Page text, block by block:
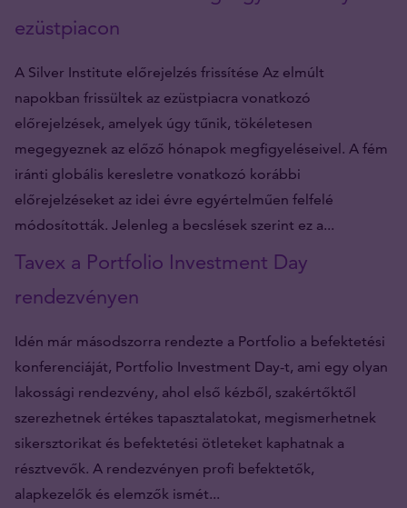
ezüstpiacon
A Silver Institute előrejelzés frissítése Az elmúlt
napokban frissültek az ezüstpiacra vonatkozó
előrejelzések, amelyek úgy tűnik, tökéletesen
megegyeznek az előző hónapok megfigyeléseivel. A fém
iránti globális keresletre vonatkozó korábbi
előrejelzéseket az idei évre egyértelműen felfelé
módosították. Jelenleg a becslések szerint ez a...
Tavex a Portfolio Investment Day
rendezvényen
Idén már másodszorra rendezte a Portfolio a befektetési
konferenciáját, Portfolio Investment Day-t, ami egy olyan
lakossági rendezvény, ahol első kézből, szakértőktől
szerezhetnek értékes tapasztalatokat, megismerhetnek
sikersztorikat és befektetési ötleteket kaphatnak a
résztvevők. A rendezvényen profi befektetők,
alapkezelők és elemzők ismét...